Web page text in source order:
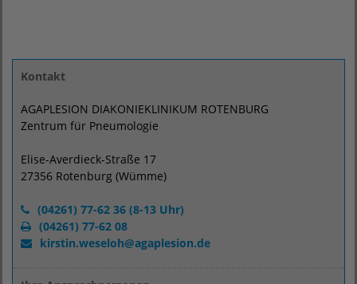
Kontakt
AGAPLESION DIAKONIEKLINIKUM ROTENBURG
Zentrum für Pneumologie
Elise-Averdieck-Straße 17
27356 Rotenburg (Wümme)
(04261) 77-62 36 (8-13 Uhr)
(04261) 77-62 08
kirstin.weseloh@agaplesion.de